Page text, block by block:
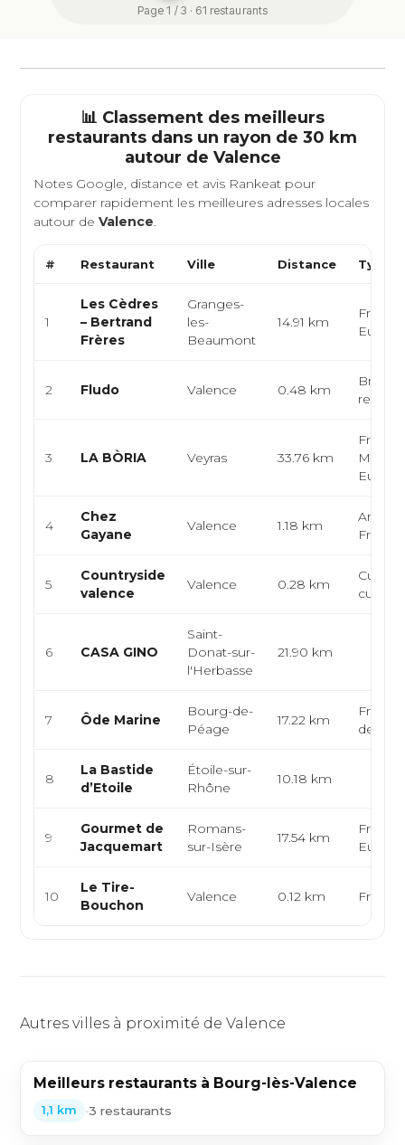
Page 1 / 3 · 61 restaurants
📊 Classement des meilleurs
restaurants dans un rayon de 30 km
autour de Valence
Notes Google, distance et avis Rankeat pour
comparer rapidement les meilleures adresses locales
autour deValence.
# Restaurant Ville Distance Type
1
Les Cèdres
– Bertrand
Frères
Granges-
les-
Beaumont
14.91 km
2 Fludo Valence 0.48 km
3 LA BÒRIA Veyras 33.76 km
4
Chez
Gayane
Valence 1.18 km
5
Countryside
valence
Valence 0.28 km
curry,
6 CASA GINO
Saint-
Donat-sur-
l'Herbasse
21.90 km
7 Ôde Marine
Bourg-de-
Péage
17.22 km
de mer
8
La Bastide
d’Etoile
Étoile-sur-
Rhône
10.18 km
9
Gourmet de
Jacquemart
Romans-
sur-Isère
17.54 km
10
Le Tire-
Bouchon
Valence 0.12 km
Autres villes à proximité de Valence
Meilleurs restaurants à Bourg-lès-Valence
1,1 km •3 restaurants